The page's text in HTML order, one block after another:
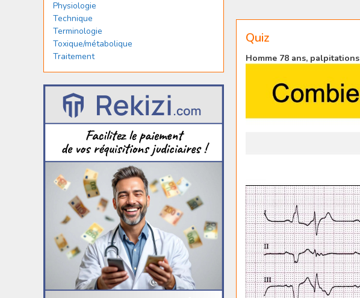
Quiz
Homme 78 ans, palpitations
Physiologie
Technique
Terminologie
Toxique/métabolique
Traitement